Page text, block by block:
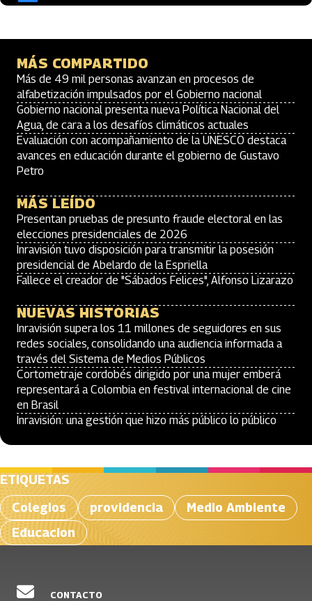
MÁS COMPARTIDO
Más de 49 mil personas avanzan en procesos de
alfabetización impulsados por el Gobierno nacional
Gobierno nacional presenta nueva Política Nacional del
Agua, de cara a los desafíos climáticos actuales
Evaluación con acompañamiento de la UNESCO destaca
avances en educación durante el gobierno de Gustavo
Petro
MÁS LEÍDO
Presentan pruebas de presunto fraude electoral en las
elecciones presidenciales de 2026
Inravisión tuvo disposición para transmitir la posesión
presidencial de Abelardo de la Espriella
Fallece el creador de "Sábados Felices", Alfonso Lizarazo
NUEVAS HISTORIAS
Inravisión supera los 11 millones de seguidores en sus
redes sociales, consolidando una audiencia informada a
través del Sistema de Medios Públicos
Cortometraje cordobés dirigido por una mujer emberá
representará a Colombia en festival internacional de cine
en Brasil
Inravisión: una gestión que hizo más público lo público
ETIQUETAS
Colegios
providencia
Medio Ambiente
Educacion
CONTACTO